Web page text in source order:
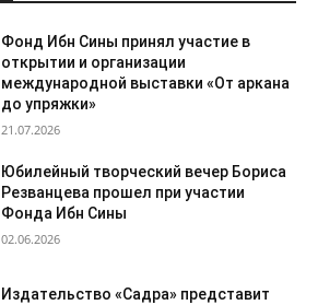
Фонд Ибн Сины принял участие в
открытии и организации
международной выставки «От аркана
до упряжки»
21.07.2026
Юбилейный творческий вечер Бориса
Резванцева прошел при участии
Фонда Ибн Сины
02.06.2026
Издательство «Садра» представит